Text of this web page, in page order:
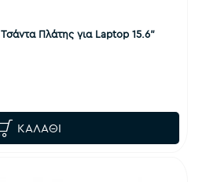
Πλάτης για Laptop 15.6"
ΚΑΛΆΘΙ